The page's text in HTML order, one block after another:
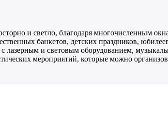
и светло, благодаря многочисленным
банкетов, детских праздников,
лазерным и световым оборудованием,
мероприятий, которые можно